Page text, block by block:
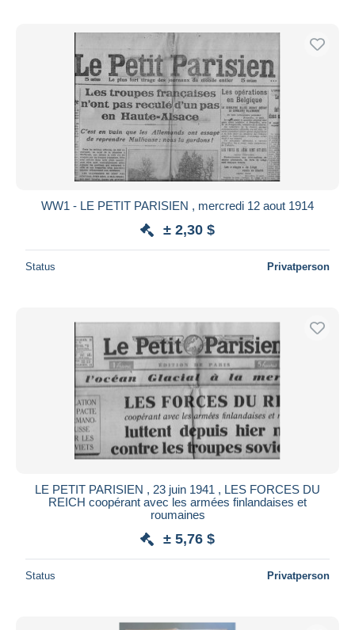
WW1 - LE PETIT PARISIEN , mercredi 12 aout 1914
± 2,30 $
Status Privatperson
LE PETIT PARISIEN , 23 juin 1941 , LES FORCES DU
REICH coopérant avec les armées finlandaises et
roumaines
± 5,76 $
Status Privatperson